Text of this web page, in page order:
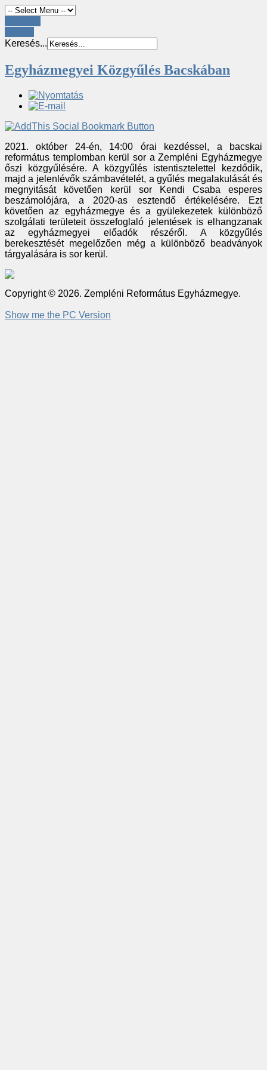
Keresés...
Egyházmegyei Közgyűlés Bacskában
2021. október 24-én, 14:00 órai kezdéssel, a bacskai
református templomban kerül sor a Zempléni Egyházmegye
őszi közgyűlésére. A közgyűlés istentisztelettel kezdődik,
majd a jelenlévők számbavételét, a gyűlés megalakulását és
megnyitását követően kerül sor Kendi Csaba esperes
beszámolójára, a 2020-as esztendő értékelésére. Ezt
követően az egyházmegye és a gyülekezetek különböző
szolgálati területeit összefoglaló jelentések is elhangzanak
az egyházmegyei előadók részéről. A közgyűlés
berekesztését megelőzően még a különböző beadványok
tárgyalására is sor kerül.
Copyright © 2026. Zempléni Református Egyházmegye.
Show me the PC Version